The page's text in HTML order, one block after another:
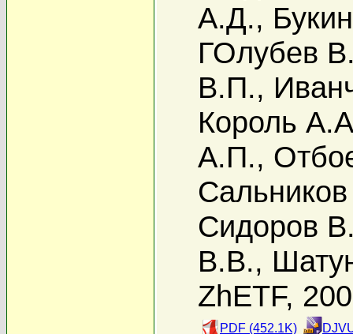
А.Д.,
ГОлубев
В.П.,
Король
А.П.,
Сидоров
В.В.,
ZhETF,
PDF (452.1K)